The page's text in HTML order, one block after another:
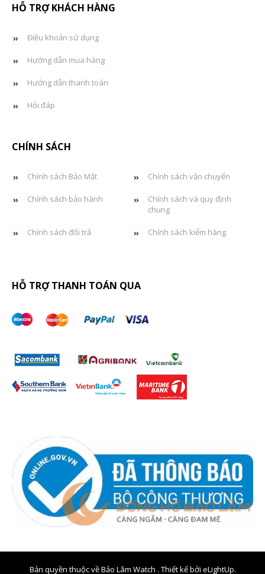
HỖ TRỢ KHÁCH HÀNG
Điều khoản sử dụng
Hướng dẫn mua hàng
Hướng dẫn thanh toán
Hỏi đáp
CHÍNH SÁCH
Chính sách Bảo Mật Chính sách vận chuyển
Chính sách bảo hành
Chính sách và quy định
chung
Chính sách đổi trả Chính sách kiểm hàng
HỖ TRỢ THANH TOÁN QUA
Bản quyền thuộc về Bảo Lâm Watch . Thiết kế bởi eLightUp.